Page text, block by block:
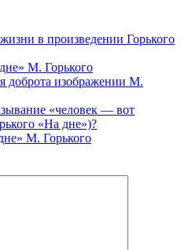
в произведении Горького
М. Горького
доброта изображении М.
«человек — вот
«На дне»)?
М. Горького